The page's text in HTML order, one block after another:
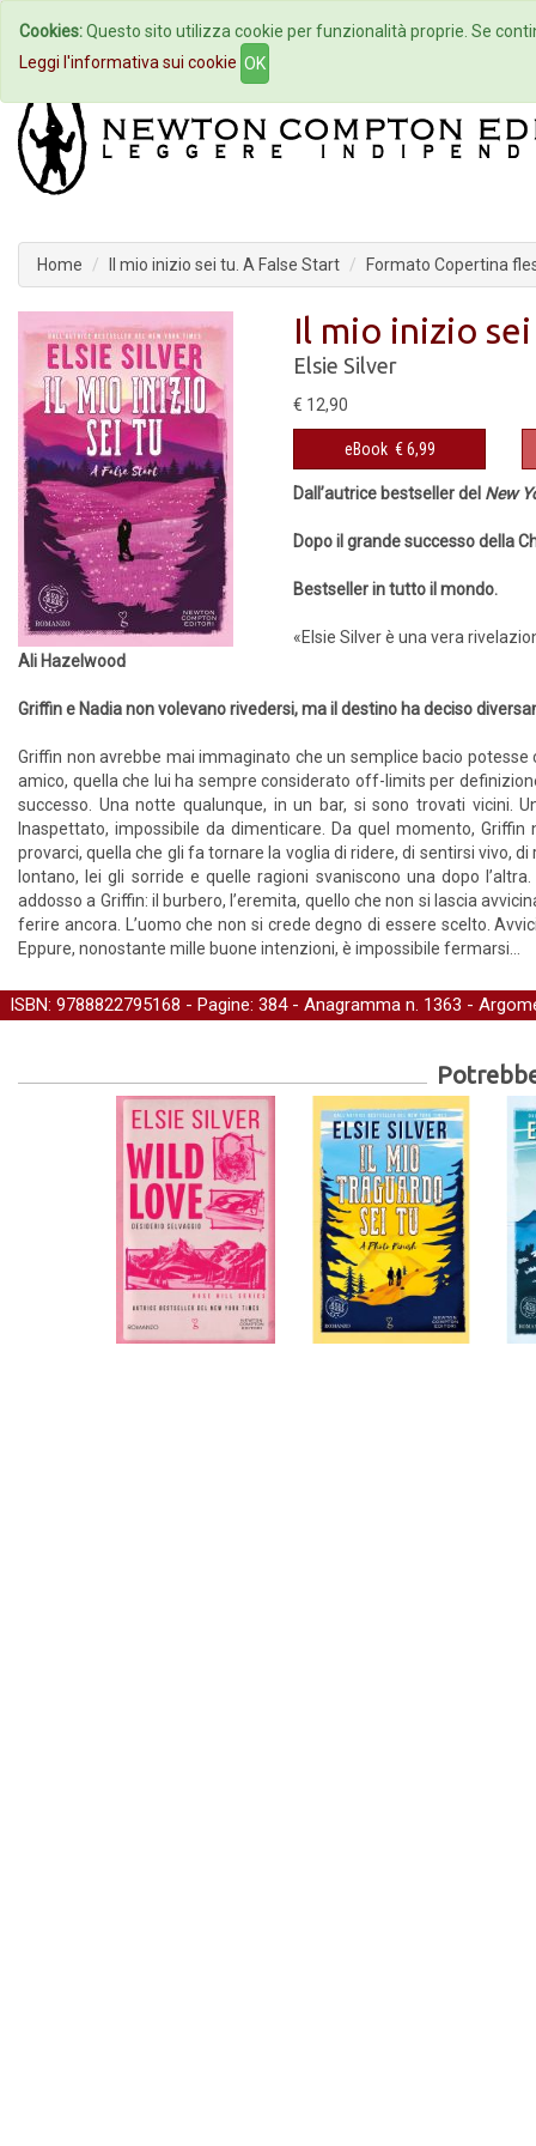
Home Autori Eventi
Home Il mio inizio sei tu. A False Start Formato Copertina
Il mio inizio
Elsie Silver
€ 12,90
eBook € 6,99
Dall’autrice bestseller del New
Dopo il grande successo della
Bestseller in tutto il mondo.
«Elsie Silver è una vera
Ali Hazelwood
Griffin e Nadia non volevano rivedersi, ma il destino ha deciso
Griffin non avrebbe mai immaginato che un semplice bacio
amico, quella che lui ha sempre considerato off-limits per
successo. Una notte qualunque, in un bar, si sono trovati vicini.
Inaspettato, impossibile da dimenticare. Da quel momento,
provarci, quella che gli fa tornare la voglia di ridere, di sentirsi vivo,
lontano, lei gli sorride e quelle ragioni svaniscono una dopo
addosso a Griffin: il burbero, l’eremita, quello che non si lascia
ferire ancora. L’uomo che non si crede degno di essere scelto.
Eppure, nonostante mille buone intenzioni, è impossibile fermarsi…
ISBN: 9788822795168 - Pagine: 384 - Anagramma n. 1363 -
Cookies:Questo sito utilizza cookie per funzionalità proprie. Se
Leggi l'informativa sui cookie OK